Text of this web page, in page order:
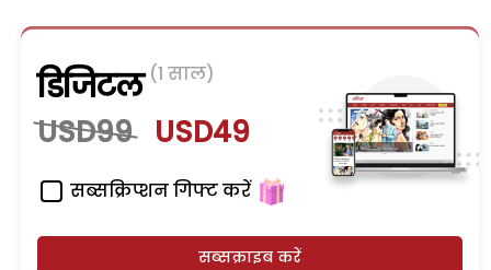
डिजिटल (1 साल)
USD99 USD49
सब्सक्रिप्शन गिफ्ट करें
सब्सक्राइब करें